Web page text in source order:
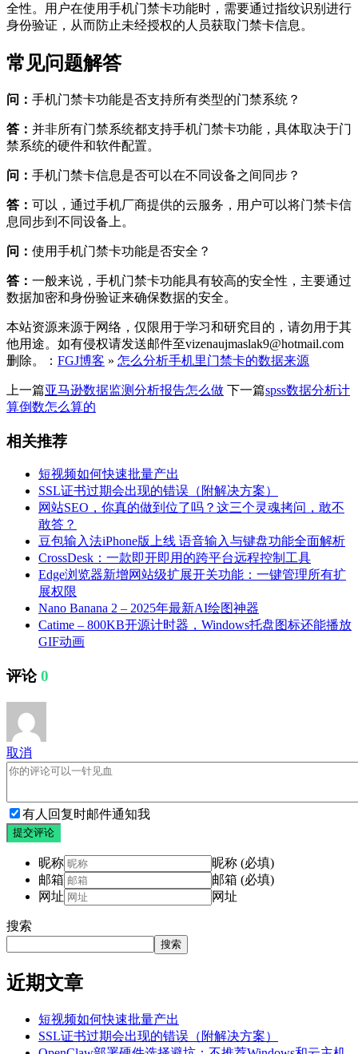
全性。用户在使用手机门禁卡功能时，需要通过指纹识别进行
身份验证，从而防止未经授权的人员获取门禁卡信息。
常见问题解答
问： 手机门禁卡功能是否支持所有类型的门禁系统？
答： 并非所有门禁系统都支持手机门禁卡功能，具体取决于门
禁系统的硬件和软件配置。
问： 手机门禁卡信息是否可以在不同设备之间同步？
答： 可以，通过手机厂商提供的云服务，用户可以将门禁卡信
息同步到不同设备上。
问： 使用手机门禁卡功能是否安全？
答： 一般来说，手机门禁卡功能具有较高的安全性，主要通过
数据加密和身份验证来确保数据的安全。
本站资源来源于网络，仅限用于学习和研究目的，请勿用于其
他用途。如有侵权请发送邮件至vizenaujmaslak9@hotmail.com
删除。： FGJ博客 » 怎么分析手机里门禁卡的数据来源
上一篇亚马逊数据监测分析报告怎么做 下一篇spss数据分析计
算倒数怎么算的
相关推荐
短视频如何快速批量产出
SSL证书过期会出现的错误（附解决方案）
网站SEO，你真的做到位了吗？这三个灵魂拷问，敢不
敢答？
豆包输入法iPhone版上线 语音输入与键盘功能全面解析
CrossDesk：一款即开即用的跨平台远程控制工具
Edge浏览器新增网站级扩展开关功能：一键管理所有扩
展权限
Nano Banana 2 – 2025年最新AI绘图神器
Catime – 800KB开源计时器，Windows托盘图标还能播放
GIF动画
评论0
取消
有人回复时邮件通知我
提交评论
昵称
昵称 (必填)
邮箱
邮箱 (必填)
网址
网址
搜索
搜索
近期文章
短视频如何快速批量产出
SSL证书过期会出现的错误（附解决方案）